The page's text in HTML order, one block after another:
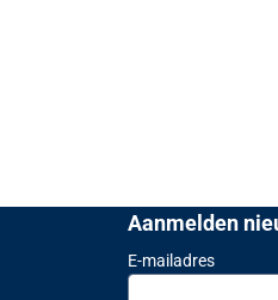
Aanmelden
E-mailadresVul je e-